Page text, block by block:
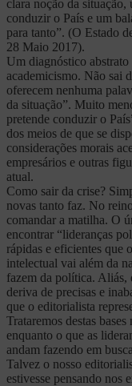
clara noção da
conduzir o País e um
para tanto”. (O Estado
28 Maio 2017).
Um diagnóstico
academicismo. Não sai
oferecem nenhuma
da situação”. Muito
pretende conduzir o
dos meios de que se
considerações morais
empresários e outras
atual.
Como sair da crise?
novas tanto faz. No
comandar a matilha. O
encontrar “lideranças
rápidas e eficientes que
intelectual vai além da
fazem da política. Aliás,
deriva de precisas e
que o editorialista
Trataremos destas
enquanto o que as
andam fazendo em
Talvez o nosso
estivesse pensando nos